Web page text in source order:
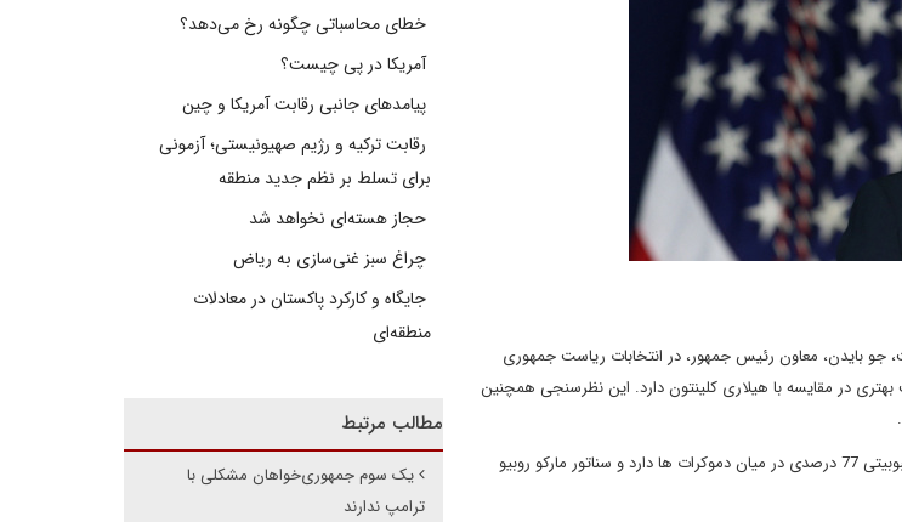
جو بایدن، معاون رئیس جمهور، در انتخابات ریاست جمهوری
بهتری در مقایسه با هیلاری کلینتون دارد. این نظرسنجی همچنین
بایدن که هنوز قصدش برای سومین حضور در انتخابات ریاست جمهوری را اعلام نکرده است، محبوبیتی 77 درصدی در میان دموکرات ها دارد و سناتور مارکو روبیو
خطای محاسباتی چگونه رخ می‌دهد؟
آمریکا در پی چیست؟
پیامدهای جانبی رقابت آمریکا و چین
رقابت ترکیه و رژیم صهیونیستی؛ آزمونی
برای تسلط بر نظم جدید منطقه
حجاز هسته‌ای نخواهد شد
چراغ سبز غنی‌سازی به ریاض
جایگاه و کارکرد پاکستان در معادلات
منطقه‌ای
مطالب مرتبط
یک سوم جمهوری‌خواهان مشکلی با
ترامپ ندارند